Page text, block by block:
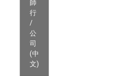
師
行
/
公
司
(中
文)